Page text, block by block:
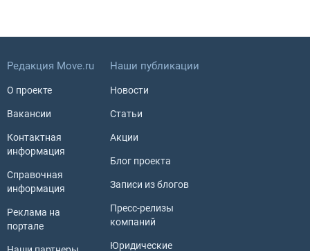
Редакция Move.ru
О проекте
Вакансии
Контактная
информация
Справочная
информация
Реклама на
портале
Наши публикации
Новости
Статьи
Акции
Блог проекта
Записи из блогов
Пресс-релизы
компаний
Юридические